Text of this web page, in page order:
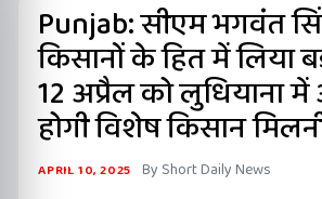
Punjab: सीएम भगवंत
किसानों के हित में लिया
12 अप्रैल को लुधियाना
होगी विशेष किसान
APRIL 10, 2025 By Short Daily News